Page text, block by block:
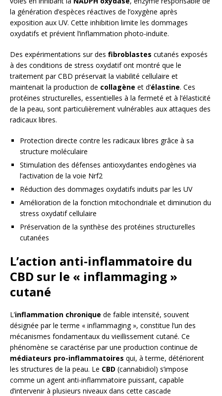
la génération d’espèces réactives de l’oxygène après
exposition aux UV. Cette inhibition limite les dommages
oxydatifs et prévient l’inflammation photo-induite.
Des expérimentations sur des fibroblastes cutanés exposés
à des conditions de stress oxydatif ont montré que le
traitement par CBD préservait la viabilité cellulaire et
maintenait la production de collagène et d’élastine. Ces
protéines structurelles, essentielles à la fermeté et à l’élasticité
de la peau, sont particulièrement vulnérables aux attaques des
radicaux libres.
Protection directe contre les radicaux libres grâce à sa
structure moléculaire
Stimulation des défenses antioxydantes endogènes via
l’activation de la voie Nrf2
Réduction des dommages oxydatifs induits par les UV
Amélioration de la fonction mitochondriale et diminution du
stress oxydatif cellulaire
Préservation de la synthèse des protéines structurelles
cutanées
L’action anti-inflammatoire du
CBD sur le « inflammaging »
cutané
L’inflammation chronique de faible intensité, souvent
désignée par le terme « inflammaging », constitue l’un des
mécanismes fondamentaux du vieillissement cutané. Ce
phénomène se caractérise par une production continue de
médiateurs pro-inflammatoires qui, à terme, détériorent
les structures de la peau. Le CBD (cannabidiol) s’impose
comme un agent anti-inflammatoire puissant, capable
d’intervenir à plusieurs niveaux dans cette cascade